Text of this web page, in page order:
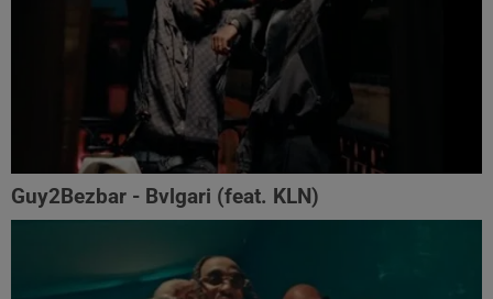
Guy2Bezbar - Bvlgari (feat. KLN)